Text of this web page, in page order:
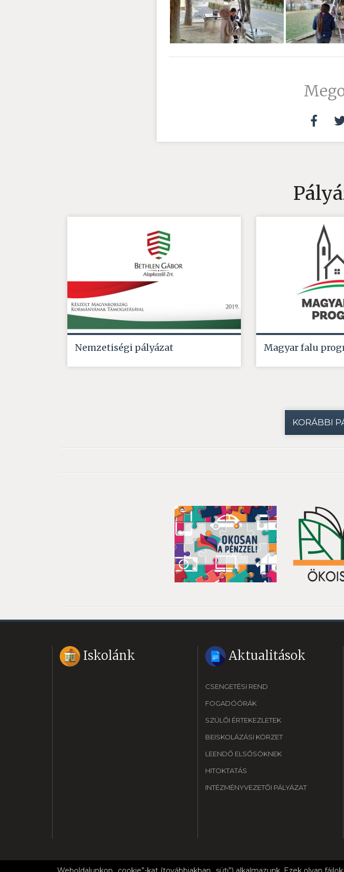
Nemzetiségi pályázat Magyar falu
KORÁBBI
Iskolánk Aktualitások
CSENGETÉSI REND
FOGADÓÓRÁK
SZÜLŐI ÉRTEKEZLETEK
BEISKOLÁZÁSI KÖRZET
LEENDŐ ELSŐSÖKNEK
HITOKTATÁS
INTÉZMÉNYVEZETŐI PÁLYÁZAT